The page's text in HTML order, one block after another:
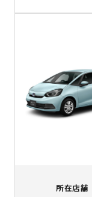
所在店舗